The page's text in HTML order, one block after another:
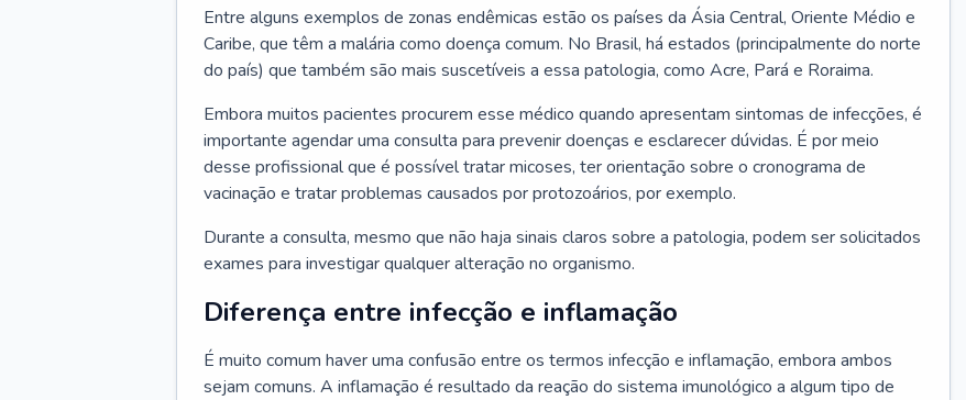
Entre alguns exemplos de zonas endêmicas estão os países da Ásia Central, Oriente Médio e
Caribe, que têm a malária como doença comum. No Brasil, há estados (principalmente do norte
do país) que também são mais suscetíveis a essa patologia, como Acre, Pará e Roraima.
Embora muitos pacientes procurem esse médico quando apresentam sintomas de infecções, é
importante agendar uma consulta para prevenir doenças e esclarecer dúvidas. É por meio
desse profissional que é possível tratar micoses, ter orientação sobre o cronograma de
vacinação e tratar problemas causados por protozoários, por exemplo.
Durante a consulta, mesmo que não haja sinais claros sobre a patologia, podem ser solicitados
exames para investigar qualquer alteração no organismo.
Diferença entre infecção e inflamação
É muito comum haver uma confusão entre os termos infecção e inflamação, embora ambos
sejam comuns. A inflamação é resultado da reação do sistema imunológico a algum tipo de